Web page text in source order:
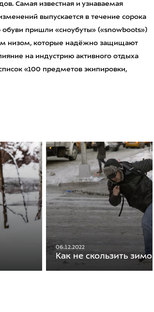
Самая известная и узнаваемая
выпускается в течение сорока
пришли «сноубуты» («snowboots»)
низом, которые надёжно защищают
на индустрию активного отдыха
«100 предметов экипировки,
06.12.2022
Как не скользить зимой